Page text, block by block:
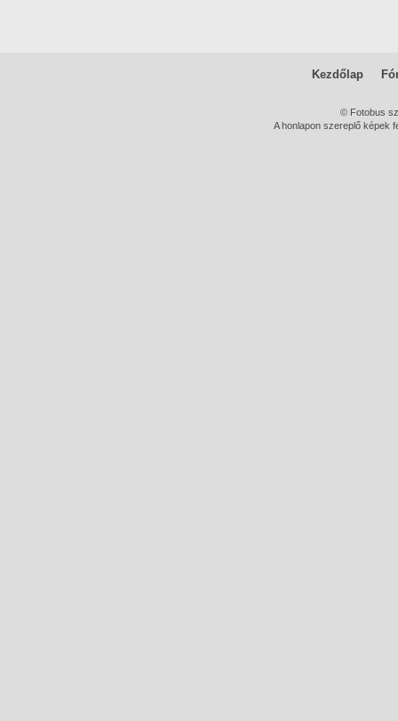
Kezdőlap
© Fotobus
A honlapon szereplő képek